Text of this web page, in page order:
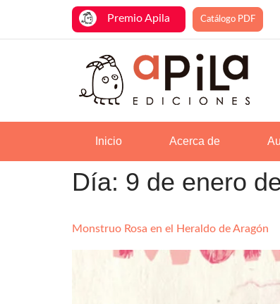
Premio Apila Catálogo PDF
Inicio Acerca de
Día: 9 de enero
Monstruo Rosa en el Heraldo de Aragón